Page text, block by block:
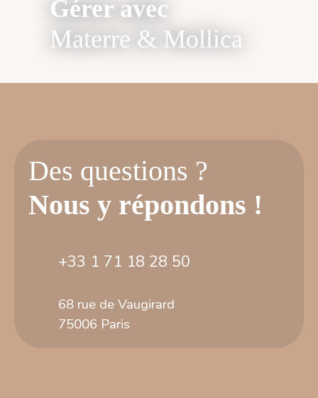
Gérer avec
Materre & Mollica
Des questions ?
Nous y répondons !
+33 1 71 18 28 50
68 rue de Vaugirard
75006 Paris